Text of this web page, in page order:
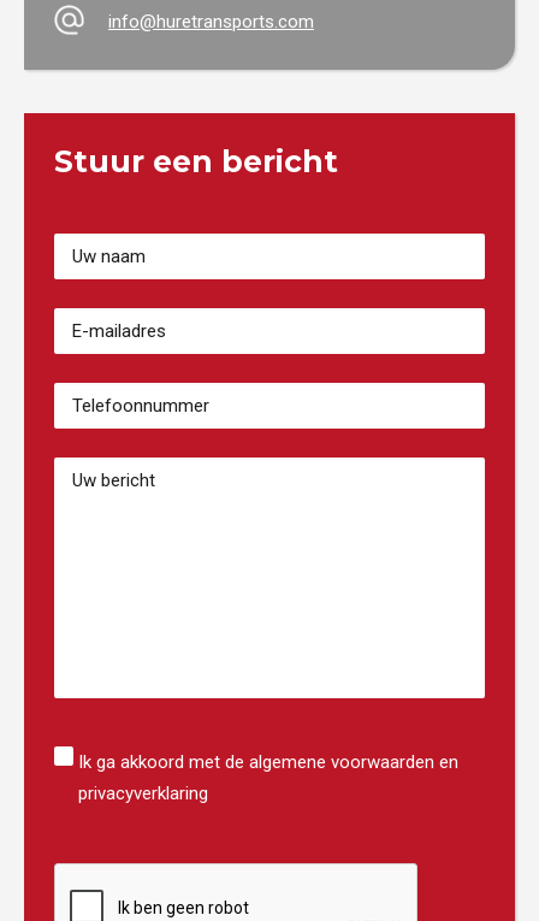
info@huretransports.com
Stuur een bericht
Votre
Nom(Vereist)
Adresse
email(Vereist)
Numéro
Bericht
Instemming
Ik ga akkoord met de algemene voorwaarden en
privacyverklaring